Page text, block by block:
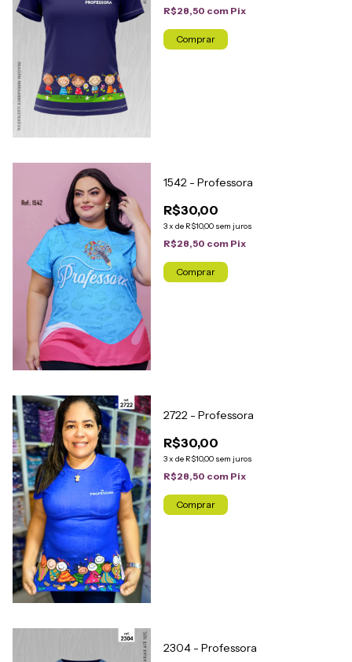
R$28,50 com Pix
Comprar
1542 - Professora
R$30,00
3x de R$10,00 sem juros
R$28,50 com Pix
Comprar
2722 - Professora
R$30,00
3x de R$10,00 sem juros
R$28,50 com Pix
Comprar
2304 - Professora